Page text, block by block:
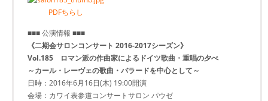
PDFちらし
■■■ 公演情報 ■■■
《二期会サロンコンサート 2016-2017シーズン》
Vol.185 ロマン派の作曲家によるドイツ歌曲・重唱の夕べ
～カール・レーヴェの歌曲・バラードを中心として～
日時：2016年6月16日(木) 19:00開演
会場：カワイ表参道コンサートサロン パウゼ